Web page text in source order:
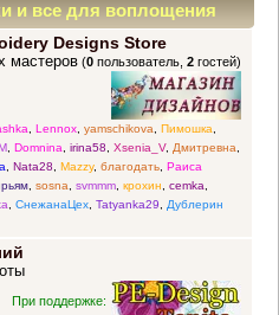
и все для воплощения
Designs Store
(0 пользователь,2 гостей)
мастеров
, Lennox, yamschikova, Пимошка,
, Domnina, irina58, Xsenia_V, Дмитревна,
, Nata28, Mazzy, благодать, Раиса
, sosna, svmmm, крохин, cemka,
, СнежанаЦех, Tatyanka29, Дублерин
При поддержке: